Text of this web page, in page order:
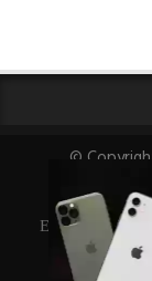
©
About Us
Ethics Policy